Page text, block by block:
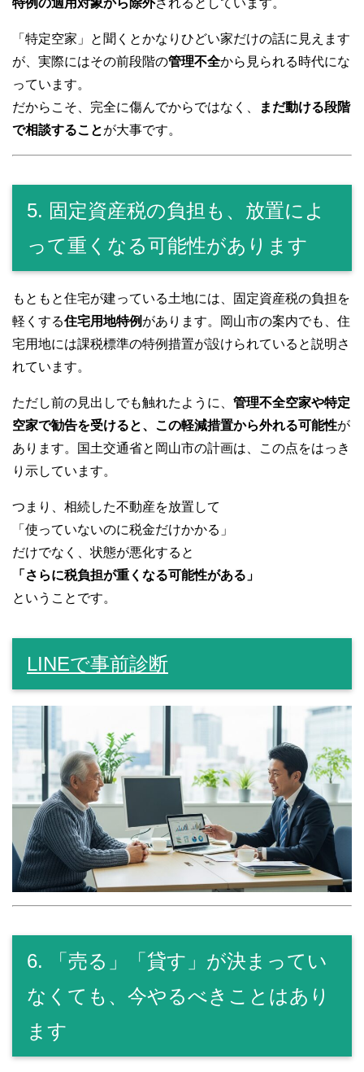
特例の適用対象から除外されるとしています。
「特定空家」と聞くとかなりひどい家だけの話に見えます
が、実際にはその前段階の管理不全から見られる時代にな
っています。
だからこそ、完全に傷んでからではなく、
まだ動ける段階
で相談することが大事です。
5. 固定資産税の負担も、放置によ
って重くなる可能性があります
もともと住宅が建っている土地には、固定資産税の負担を
軽くする住宅用地特例 があります。岡山市の案内でも、住
宅用地には課税標準の特例措置が設けられていると説明さ
れています。
ただし前の見出しでも触れたように、 管理不全空家や特定
空家で勧告を受けると、この軽減措置から外れる可能性が
あります。国土交通省と岡山市の計画は、この点をはっき
り示しています。
つまり、相続した不動産を放置して
「使っていないのに税金だけかかる」
だけでなく、状態が悪化すると
「さらに税負担が重くなる可能性がある」
ということです。
LINEで事前診断
6. 「売る」「貸す」が決まってい
なくても、今やるべきことはあり
ます